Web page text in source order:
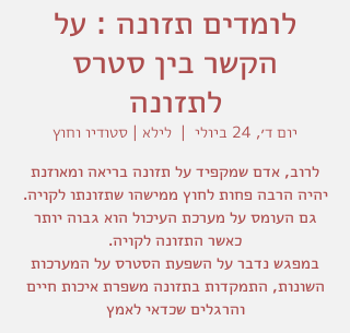
לומדים תזונה : על
הקשר בין סטרס
לתזונה
יום ד׳, 24 ביולי
  |
לילא | סטודיו וחוץ
לרוב, אדם שמקפיד על תזונה בריאה ומאוזנת
יהיה הרבה פחות לחוץ ממישהו שתזונתו לקויה.
גם העומס על מערכת העיכול הוא גבוה יותר
במפגש נדבר על השפעת הסטרס על המערכות
השונות, התמקדות בתזונה משפרת איכות חיים
והרגלים שכדאי לאמץ